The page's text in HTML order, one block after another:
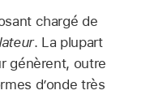
chargé de
. La plupart
génèrent, outre
d’onde très